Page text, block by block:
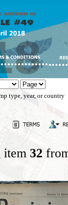
type, year, or country
item 32